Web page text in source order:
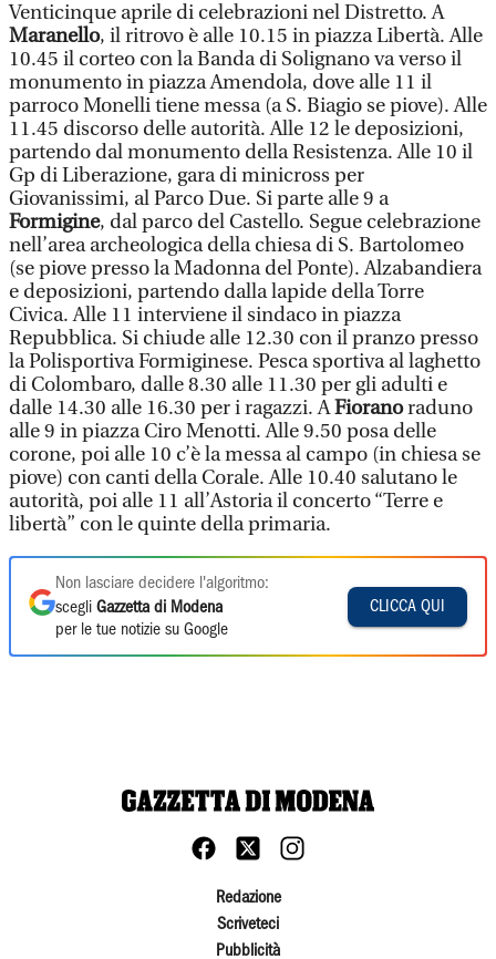
Venticinque aprile di celebrazioni nel Distretto. A
Maranello, il ritrovo è alle 10.15 in piazza Libertà. Alle
10.45 il corteo con la Banda di Solignano va verso il
monumento in piazza Amendola, dove alle 11 il
parroco Monelli tiene messa (a S. Biagio se piove). Alle
11.45 discorso delle autorità. Alle 12 le deposizioni,
partendo dal monumento della Resistenza. Alle 10 il
Gp di Liberazione, gara di minicross per
Giovanissimi, al Parco Due. Si parte alle 9 a
Formigine, dal parco del Castello. Segue celebrazione
nell’area archeologica della chiesa di S. Bartolomeo
(se piove presso la Madonna del Ponte). Alzabandiera
e deposizioni, partendo dalla lapide della Torre
Civica. Alle 11 interviene il sindaco in piazza
Repubblica. Si chiude alle 12.30 con il pranzo presso
la Polisportiva Formiginese. Pesca sportiva al laghetto
di Colombaro, dalle 8.30 alle 11.30 per gli adulti e
dalle 14.30 alle 16.30 per i ragazzi. AFioranoraduno
alle 9 in piazza Ciro Menotti. Alle 9.50 posa delle
corone, poi alle 10 c’è la messa al campo (in chiesa se
piove) con canti della Corale. Alle 10.40 salutano le
autorità, poi alle 11 all’Astoria il concerto “Terre e
libertà” con le quinte della primaria.
Non lasciare decidere l'algoritmo:
scegli Gazzetta di Modena
per le tue notizie su Google
CLICCA QUI
Redazione
Scriveteci
Pubblicità